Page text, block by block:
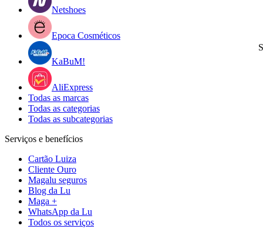
Netshoes
Epoca Cosméticos
KaBuM!
AliExpress
Todas as marcas
Todas as categorias
Todas as subcategorias
Serviços e benefícios
Cartão Luiza
Cliente Ouro
Magalu seguros
Blog da Lu
Maga +
WhatsApp da Lu
Todos os serviços